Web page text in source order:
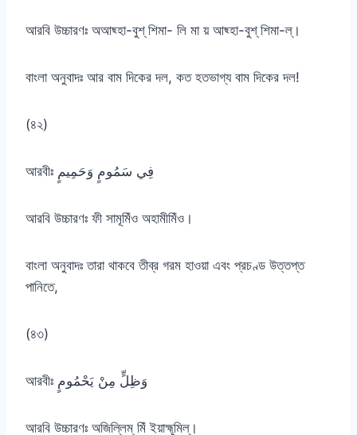
আরবি উচ্চারণঃ অআছ্হা-বুশ্ শিমা- লি মা য় আছ্হা-বুশ্ শিমা-ল্।
বাংলা অনুবাদঃ আর বাম দিকের দল, কত হতভাগ্য বাম দিকের দল!
(৪২)
আরবীঃ فِي سَمُومٍ وَحَمِيمٍ
আরবি উচ্চারণঃ ফী সামূমিঁও অহামীমিঁও।
বাংলা অনুবাদঃ তারা থাকবে তীব্র গরম হাওয়া এবং প্রচণ্ড উত্তপ্ত
পানিতে,
(৪৩)
আরবীঃ وَظِلٍّ مِنْ يَحْمُومٍ
আরবি উচ্চারণঃ অজিল্লিম্ মিঁ ইয়াহ্মূমিল্।